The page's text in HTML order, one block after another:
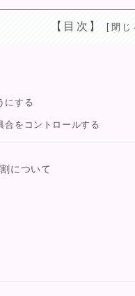
【目次】
にする
合をコントロールする
について